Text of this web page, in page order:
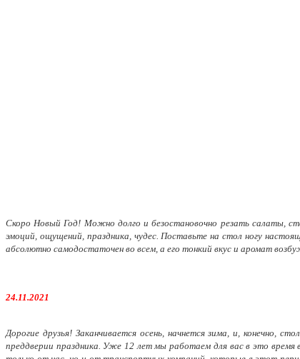
Скоро Новый Год! Можно долго и безостановочно резать салаты,
эмоций, ощущений, праздника, чудес. Поставьте на стол ногу
абсолютно самодостаточен во всем, а его тонкий вкус и аромат
24.11.2021
Дорогие друзья! Заканчивается осень, начнется зима, и, конечно,
преддверии праздника. Уже 12 лет мы работаем для вас в это время